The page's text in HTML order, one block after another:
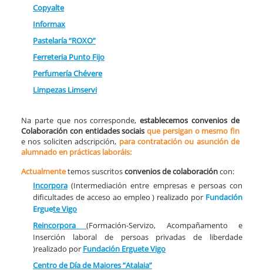
Copyalte
Informax
Pastelaría “ROXO”
Ferreteria Punto Fijo
Perfumería Chévere
Limpezas Limservi
Na parte que nos corresponde,establecemos convenios de
Colaboración con entidades sociais que persigan o mesmo fin
e nos soliciten adscripción, para contratación ou asunción de
alumnado en prácticas laboráis:
Actualmentetemos suscritosconvenios de colaboracióncon:
Incorpora (Intermediación entre empresas e persoas con
dificultades de acceso ao empleo ) realizado por Fundación
ErgueteVigo
Reincorpora(Formación-Servizo, Acompañamento e
Inserción laboral de persoas privadas de liberdade
)realizado por Fundación ErgueteVigo
Centro de Día de Maiores “Atalaia”